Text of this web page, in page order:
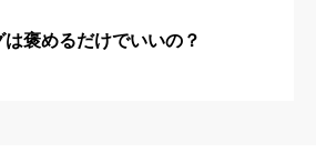
褒めるだけでいいの？